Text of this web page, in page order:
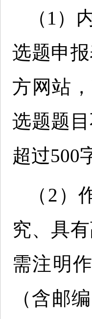
（1）
选题申
方网站
选题题
超过500
（2
究、具
需注明
（含邮